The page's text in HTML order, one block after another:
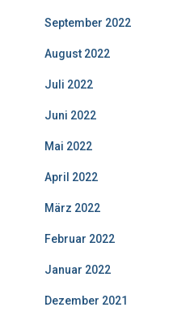
September 2022
August 2022
Juli 2022
Juni 2022
Mai 2022
April 2022
März 2022
Februar 2022
Januar 2022
Dezember 2021